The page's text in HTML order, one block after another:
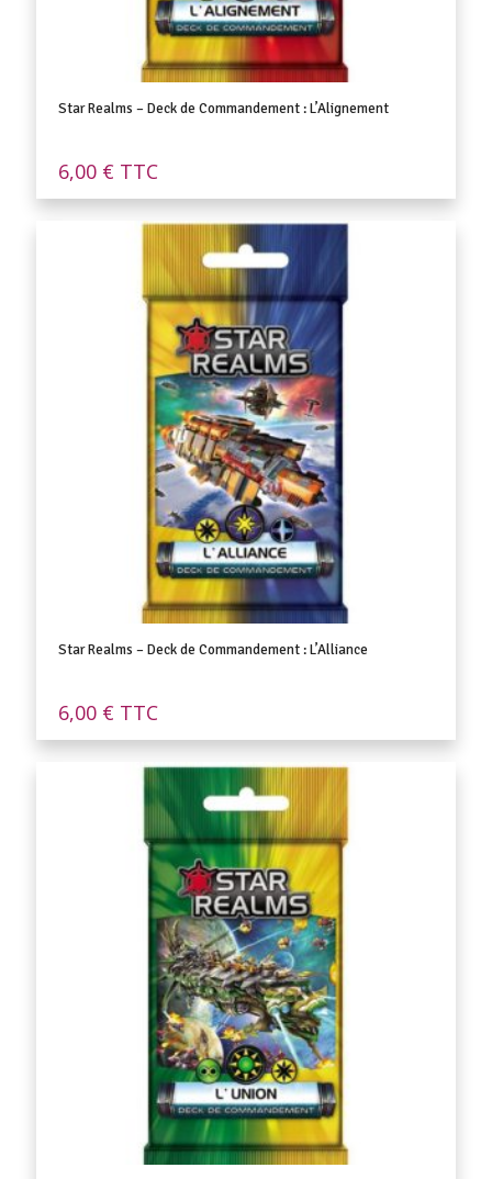
Star Realms – Deck de Commandement : L’Alignement
6,00 € TTC
Star Realms – Deck de Commandement : L’Alliance
6,00 € TTC